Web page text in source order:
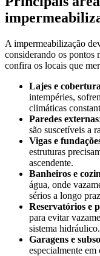
A impermeabilização
considerando os pontos
confira os locais que
Lajes e
intempéries,
climáticas
Paredes externas
são suscetíveis a
Vigas e
estruturas
ascendente.
Banheiros e
água, onde
sérios a longo
Reservatórios e
para evitar
sistema hidráulico.
Garagens e
especialmente